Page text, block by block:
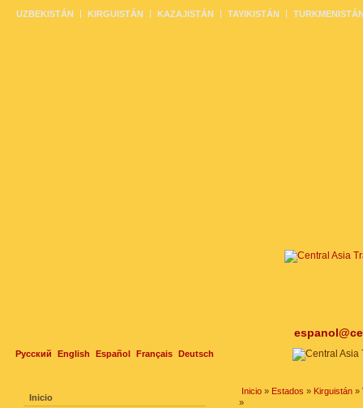
Русский English Español Français Deutsch
UZBEKISTÁN KIRGUISTÁN KAZAJISTÁN TAYIKISTÁN
Inicio » Estados » Kirguistán »
»
Inicio